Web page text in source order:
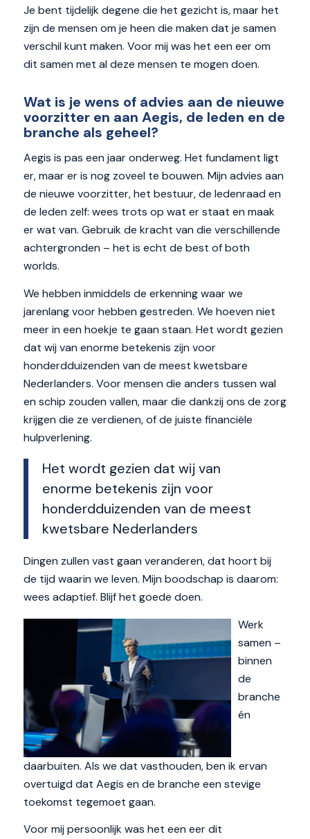
Je bent tijdelijk degene die het gezicht is, maar het
zijn de mensen om je heen die maken dat je samen
verschil kunt maken. Voor mij was het een eer om
dit samen met al deze mensen te mogen doen.
Wat is je wens of advies aan de nieuwe
voorzitter en aan Aegis, de leden en de
branche als geheel?
Aegis is pas een jaar onderweg. Het fundament ligt
er, maar er is nog zoveel te bouwen. Mijn advies aan
de nieuwe voorzitter, het bestuur, de ledenraad en
de leden zelf: wees trots op wat er staat en maak
er wat van. Gebruik de kracht van die verschillende
achtergronden – het is echt de best of both
worlds.
We hebben inmiddels de erkenning waar we
jarenlang voor hebben gestreden. We hoeven niet
meer in een hoekje te gaan staan. Het wordt gezien
dat wij van enorme betekenis zijn voor
honderdduizenden van de meest kwetsbare
Nederlanders. Voor mensen die anders tussen wal
en schip zouden vallen, maar die dankzij ons de zorg
krijgen die ze verdienen, of de juiste financiële
hulpverlening.
Het wordt gezien dat wij van
enorme betekenis zijn voor
honderdduizenden van de meest
kwetsbare Nederlanders
Dingen zullen vast gaan veranderen, dat hoort bij
de tijd waarin we leven. Mijn boodschap is daarom:
wees adaptief. Blijf het goede doen.
Werk
samen –
binnen
de
branche
én
daarbuiten. Als we dat vasthouden, ben ik ervan
overtuigd dat Aegis en de branche een stevige
toekomst tegemoet gaan.
Voor mij persoonlijk was het een eer dit